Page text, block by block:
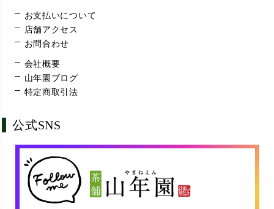
お支払いについて
店舗アクセス
お問合わせ
会社概要
山年園ブログ
特定商取引法
公式SNS